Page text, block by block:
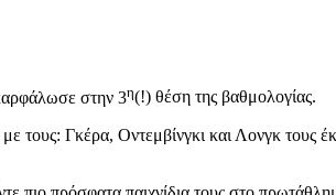
στην 3η(!) θέση της βαθμολογίας.
τους: Γκέρα, Οντεμβίνγκι και Λονγκ τους